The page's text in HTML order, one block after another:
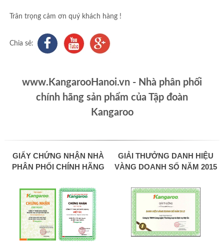
Trân trọng cảm ơn quý khách hàng !
Chia sẻ:
www.KangarooHanoi.vn - Nhà phân phối
chính hãng sản phẩm của Tập đoàn
Kangaroo
GIẤY CHỨNG NHẬN NHÀ
PHÂN PHỐI CHÍNH HÃNG
GIẢI THƯỞNG DANH HIỆU
VÀNG DOANH SỐ NĂM 2015